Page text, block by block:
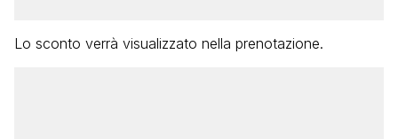
Lo sconto verrà visualizzato nella prenotazione.